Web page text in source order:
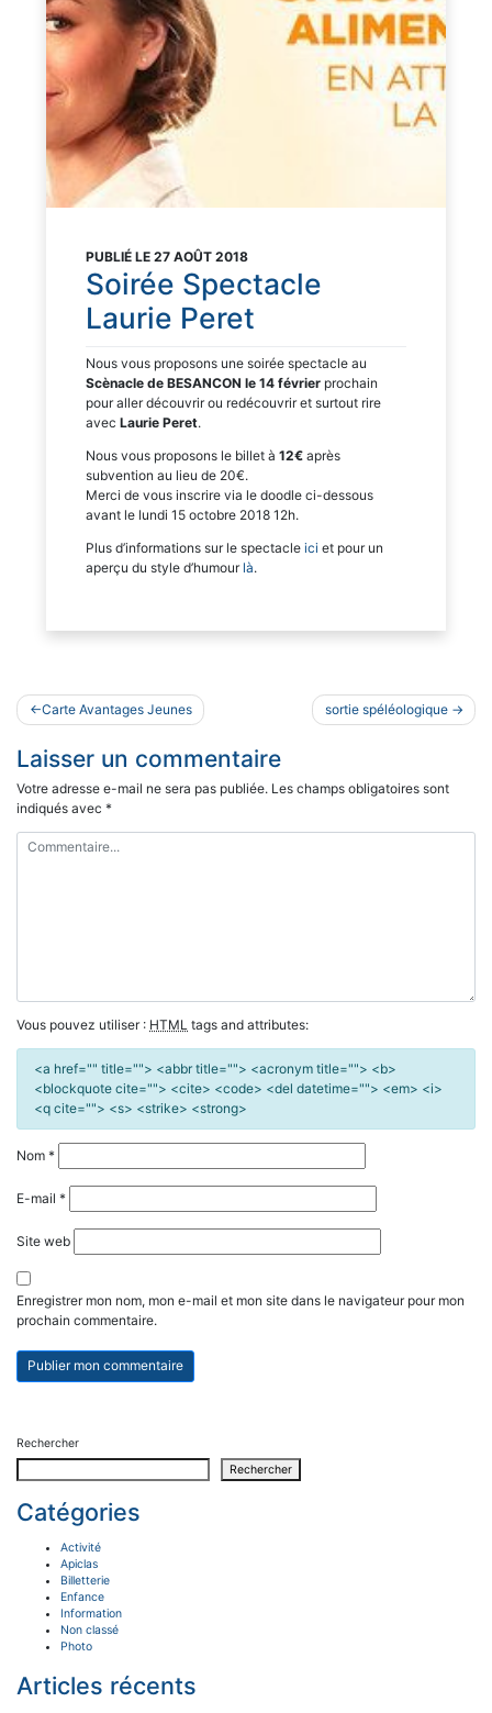
PUBLIÉ LE 27 AOÛT 2018
Soirée Spectacle
Laurie Peret
Nous vous proposons une soirée spectacle au
Scènacle de BESANCON le 14 février prochain
pour aller découvrir ou redécouvrir et surtout rire
avec Laurie Peret.
Nous vous proposons le billet à 12€ après
subvention au lieu de 20€.
Merci de vous inscrire via le doodle ci-dessous
avant le lundi 15 octobre 2018 12h.
Plus d’informations sur le spectacle ici et pour un
aperçu du style d’humour là.
Navigation
de
l’article
Carte Avantages Jeunes sortie spéléologique
Laisser un commentaire
Votre adresse e-mail ne sera pas publiée. Les champs obligatoires sont
indiqués avec *
Vous pouvez utiliser : HTML tags and attributes:
<a href="" title=""> <abbr title=""> <acronym title=""> <b>
<blockquote cite=""> <cite> <code> <del datetime=""> <em> <i>
<q cite=""> <s> <strike> <strong>
Nom *
E-mail *
Site web
Enregistrer mon nom, mon e-mail et mon site dans le navigateur pour mon
prochain commentaire.
Rechercher
Rechercher
Catégories
Activité
Apiclas
Billetterie
Enfance
Information
Non classé
Photo
Articles récents